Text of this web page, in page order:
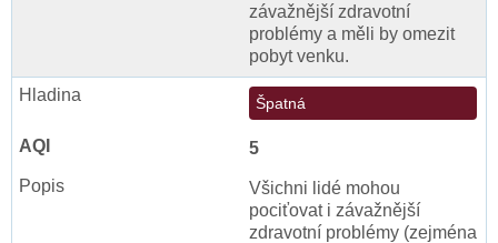
závažnější zdravotní
problémy a měli by omezit
pobyt venku.
Špatná
5
Všichni lidé mohou
pociťovat i závažnější
zdravotní problémy (zejména